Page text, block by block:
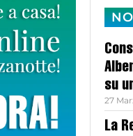
su
27
La